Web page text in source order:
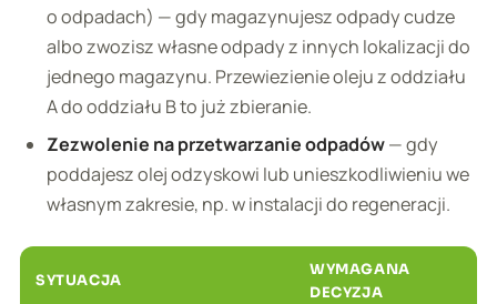
o odpadach) — gdy magazynujesz odpady cudze
albo zwozisz własne odpady z innych lokalizacji do
jednego magazynu. Przewiezienie oleju z oddziału
A do oddziału B to już zbieranie.
Zezwolenie na przetwarzanie odpadów— gdy
poddajesz olej odzyskowi lub unieszkodliwieniu we
własnym zakresie, np. w instalacji do regeneracji.
SYTUACJA
WYMAGANA
DECYZJA